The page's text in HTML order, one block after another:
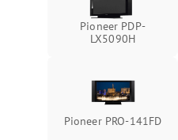
Pioneer PDP-
LX5090H
Pioneer PRO-141FD